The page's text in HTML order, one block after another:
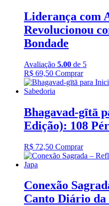
Liderança com
Revolucionou
Bondade
Avaliação 5.00 de 5
R$ 69,50 Comprar
Bhagavad-gītā
Edição): 108
R$ 72,50 Comprar
Conexão
Canto Diário da